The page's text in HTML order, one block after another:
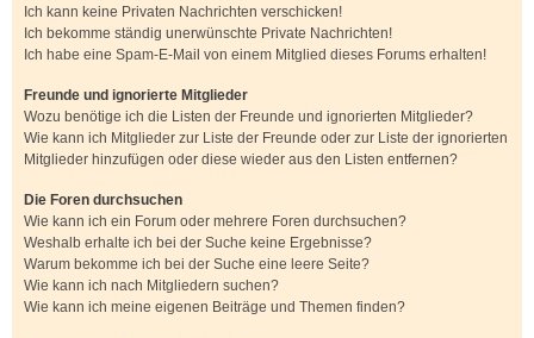
Ich kann keine Privaten Nachrichten verschicken!
Ich bekomme ständig unerwünschte Private Nachrichten!
Ich habe eine Spam-E-Mail von einem Mitglied dieses Forums erhalten!
Freunde und ignorierte Mitglieder
Wozu benötige ich die Listen der Freunde und ignorierten Mitglieder?
Wie kann ich Mitglieder zur Liste der Freunde oder zur Liste der ignorierten
Mitglieder hinzufügen oder diese wieder aus den Listen entfernen?
Die Foren durchsuchen
Wie kann ich ein Forum oder mehrere Foren durchsuchen?
Weshalb erhalte ich bei der Suche keine Ergebnisse?
Warum bekomme ich bei der Suche eine leere Seite?
Wie kann ich nach Mitgliedern suchen?
Wie kann ich meine eigenen Beiträge und Themen finden?